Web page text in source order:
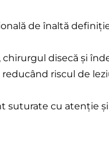
de înaltă
disecă și
riscul de
suturate cu atenție